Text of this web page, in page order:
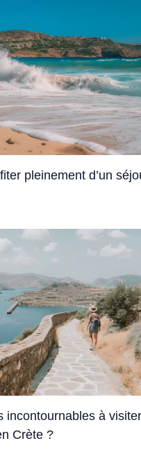
pleinement d’un
incontournables à
Crète ?